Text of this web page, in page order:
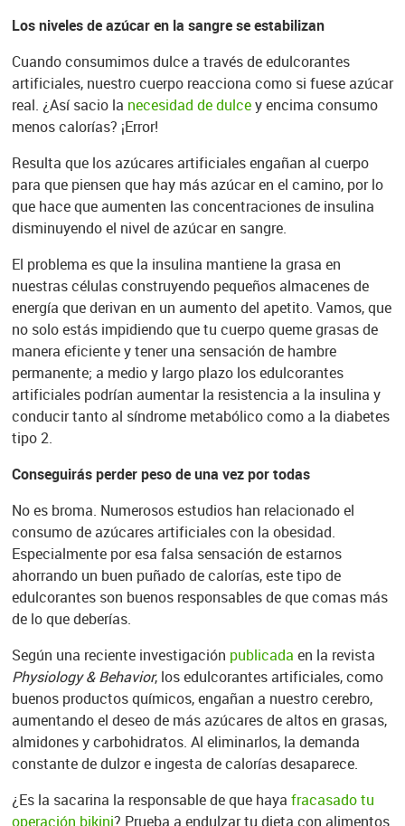
Los niveles de azúcar en la sangre se estabilizan
Cuando consumimos dulce a través de edulcorantes
artificiales, nuestro cuerpo reacciona como si fuese azúcar
real. ¿Así sacio la necesidad de dulcey encima consumo
menos calorías? ¡Error!
Resulta que los azúcares artificiales engañan al cuerpo
para que piensen que hay más azúcar en el camino, por lo
que hace que aumenten las concentraciones de insulina
disminuyendo el nivel de azúcar en sangre.
El problema es que la insulina mantiene la grasa en
nuestras células construyendo pequeños almacenes de
energía que derivan en un aumento del apetito. Vamos, que
no solo estás impidiendo que tu cuerpo queme grasas de
manera eficiente y tener una sensación de hambre
permanente; a medio y largo plazo los edulcorantes
artificiales podrían aumentar la resistencia a la insulina y
conducir tanto al síndrome metabólico como a la diabetes
tipo 2.
Conseguirás perder peso de una vez por todas
No es broma. Numerosos estudios han relacionado el
consumo de azúcares artificiales con la obesidad.
Especialmente por esa falsa sensación de estarnos
ahorrando un buen puñado de calorías, este tipo de
edulcorantes son buenos responsables de que comas más
de lo que deberías.
Según una reciente investigación publicada en la revista
Physiology & Behavior, los edulcorantes artificiales, como
buenos productos químicos, engañan a nuestro cerebro,
aumentando el deseo de más azúcares de altos en grasas,
almidones y carbohidratos. Al eliminarlos, la demanda
constante de dulzor e ingesta de calorías desaparece.
¿Es la sacarina la responsable de que haya fracasado tu
operación bikini? Prueba a endulzar tu dieta con alimentos